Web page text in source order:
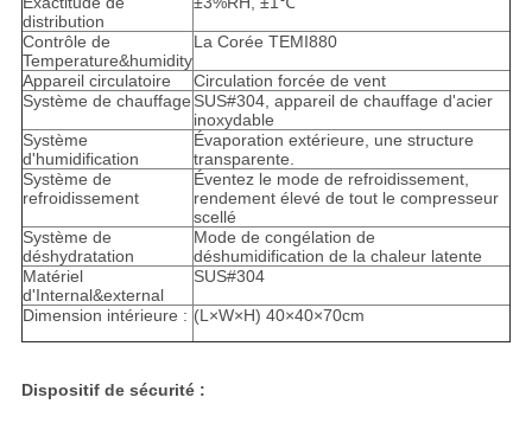
distribution
Contrôle de
Temperature&humidity
La Corée TEMI880
Appareil circulatoire
Circulation forcée de vent
Système de chauffage SUS#304, appareil de chauffage d'acier
inoxydable
Système
d'humidification
Évaporation extérieure, une structure
transparente.
Système de
refroidissement
Éventez le mode de refroidissement,
rendement élevé de tout le compresseur
scellé
Système de
déshydratation
Mode de congélation de
déshumidification de la chaleur latente
Matériel
d'Internal&external
SUS#304
Dimension intérieure : (L×W×H) 40×40×70cm
Dispositif de sécurité :